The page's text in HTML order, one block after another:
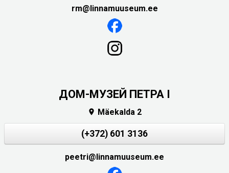
rm@linnamuuseum.ee
ДОМ-МУЗЕЙ ПЕТРА I
 Mäekalda 2
(+372) 601 3136
peetri@linnamuuseum.ee